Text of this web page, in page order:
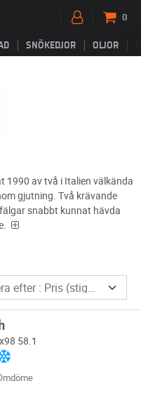
SNÖKEDJOR OLJOR
0
1990 av två i Italien välkända
gjutning. Två krävande
snabbt kunnat hävda
58.1